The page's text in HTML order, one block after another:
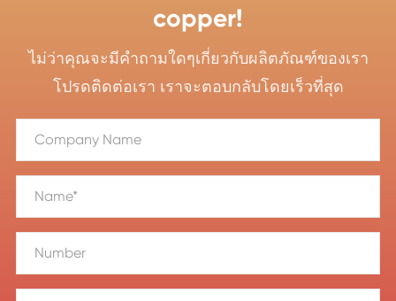
copper!
ไม่ว่าคุณจะมีคำถามใดๆเกี่ยวกับผลิตภัณฑ์ของเรา
โปรดติดต่อเรา เราจะตอบกลับโดยเร็วที่สุด